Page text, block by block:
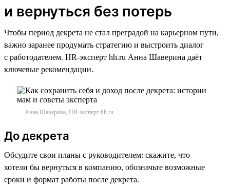
и вернуться без потерь
Чтобы период декрета не стал преградой на карьерном пути,
важно заранее продумать стратегию и выстроить диалог
с работодателем. HR-эксперт hh.ru Анна Шаверина даёт
ключевые рекомендации.
Анна Шаверина, HR-эксперт hh.ru
До декрета
Обсудите свои планы с руководителем: скажите, что
хотели бы вернуться в компанию, обозначьте возможные
сроки и формат работы после декрета.